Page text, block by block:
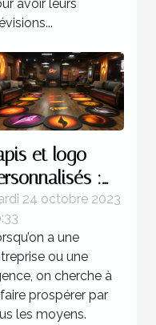
avoir leurs
et logo
:
en !
24 octobre 2023
a une
ou une
on cherche à
prospérer par
les moyens.